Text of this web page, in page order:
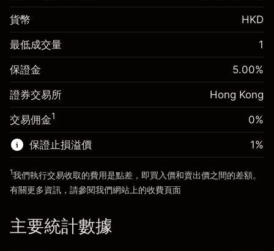
保證金。您的投資
HK$1,000.00
隔夜倉息
-0.018156%
(-HK$3.63)
使用杠杆的交易規模（大約值）HK$20,000.00
來自杠杆的資金 - 美元（大約值）
HK$19,000.00
前往平台
保證金。您的投資
HK$1,000.00
隔夜倉息
來自頭寸全值的費用
-0.003762%
(-HK$0.75)
使用杠杆的交易規模（大約值）HK$20,000.00
來自杠杆的資金 - 美元（大約值）
HK$19,000.00
前往平台
貨幣 HKD
最低成交量 1
保證金 5.00%
證券交易所 Hong Kong
交易佣金1 0%
保證止損溢價 1%
1我們執行交易收取的費用是點差，即買入價和賣出價之間的差額。
有關更多資訊，請參閱我們網站上的收費頁面
主要統計數據